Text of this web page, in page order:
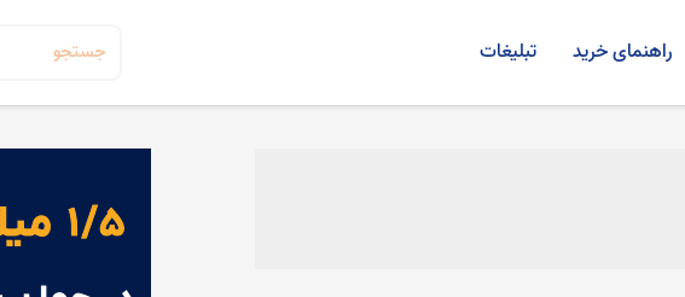
راهنمای خرید تبلیغات